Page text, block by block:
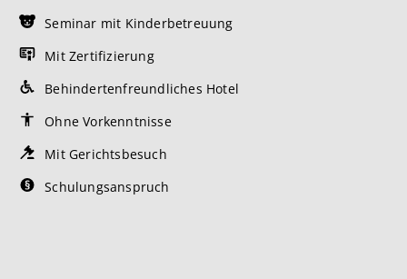
Seminar mit Kinderbetreuung
Mit Zertifizierung
Behindertenfreundliches Hotel
Ohne Vorkenntnisse
Mit Gerichtsbesuch
Schulungsanspruch